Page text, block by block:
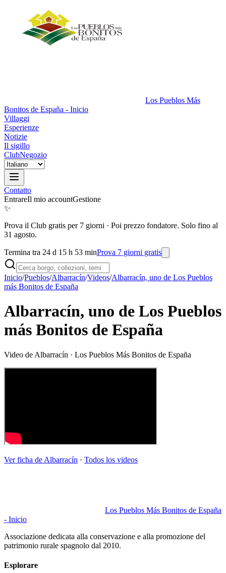
Los Pueblos Más
Bonitos de España - Inicio
Villaggi
Esperienze
Notizie
Il sigillo
ClubNegozio
Contatto
EntrareIl mio accountGestione
✨
Prova il Club gratis per 7 giorni · Poi prezzo fondatore. Solo fino al
31 agosto.
Termina tra 24 d 15 h 53 minProva 7 giorni gratis
Inicio/Pueblos/Albarracín/Videos/Albarracín, uno de Los Pueblos
más Bonitos de España
Albarracín, uno de Los Pueblos
más Bonitos de España
Video de Albarracín · Los Pueblos Más Bonitos de España
Ver ficha de Albarracín · Todos los videos
Los Pueblos Más Bonitos de España
- Inicio
Associazione dedicata alla conservazione e alla promozione del
patrimonio rurale spagnolo dal 2010.
Esplorare